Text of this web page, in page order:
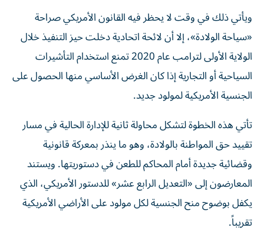
ويأتي ذلك في وقت لا يحظر فيه القانون الأمريكي صراحة
«سياحة الولادة»، إلا أن لائحة اتحادية دخلت حيز التنفيذ خلال
الولاية الأولى لترامب عام 2020 تمنع استخدام التأشيرات
السياحية أو التجارية إذا كان الغرض الأساسي منها الحصول على
الجنسية الأمريكية لمولود جديد.
تأتي هذه الخطوة لتشكل محاولة ثانية للإدارة الحالية في مسار
تقييد حق المواطنة بالولادة، وهو ما ينذر بمعركة قانونية
وقضائية جديدة أمام المحاكم للطعن في دستوريتها. ويستند
المعارضون إلى «التعديل الرابع عشر» للدستور الأمريكي، الذي
يكفل بوضوح منح الجنسية لكل مولود على الأراضي الأمريكية
تقريباً.